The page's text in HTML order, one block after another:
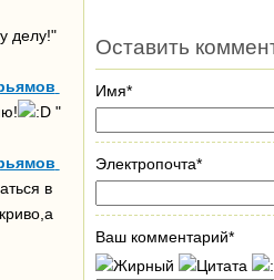
делу!"
"
в
Оставить
Имя*
Электропочта*
Ваш комментарий*